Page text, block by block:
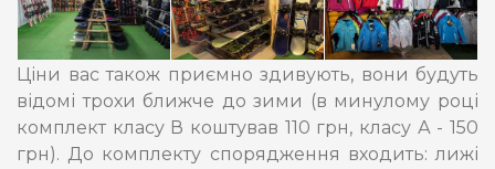
Ціни вас також приємно здивують, вони будуть
відомі трохи ближче до зими (в минулому році
комплект класу В коштував 110 грн, класу А - 150
грн). До комплекту спорядження входить: лижі